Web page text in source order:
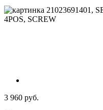
3 960 руб.